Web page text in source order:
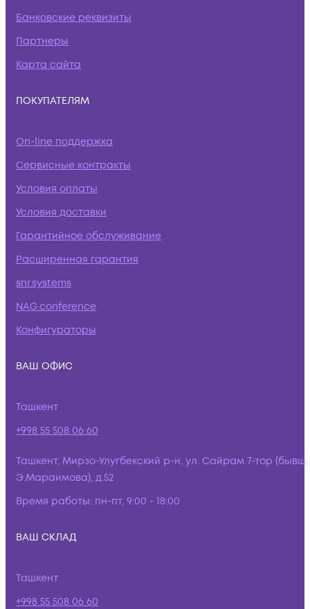
Банковские реквизиты
Партнеры
Карта сайта
ПОКУПАТЕЛЯМ
On-line поддержка
Сервисные контракты
Условия оплаты
Условия доставки
Гарантийное обслуживание
Расширенная гарантия
snr.systems
NAG.conference
Конфигураторы
ВАШ ОФИС
Ташкент
+998 55 508 06 60
Ташкент, Мирзо-Улугбекский р-н, ул. Сайрам 7-тор (бывш.
Э.Мараимова), д.52
Время работы: пн-пт, 9:00 - 18:00
ВАШ СКЛАД
Ташкент
+998 55 508 06 60